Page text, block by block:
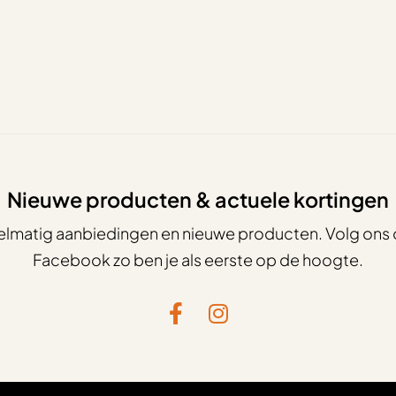
Nieuwe producten & actuele kortingen
aanbiedingen en nieuwe producten. Volg ons
Facebook zo ben je als eerste op de hoogte.